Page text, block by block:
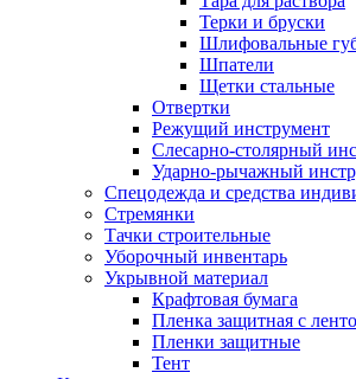
Терки и бруски
Шлифовальные
Шпатели
Щетки стальные
Отвертки
Режущий инструмент
Слесарно-столярный
Ударно-рычажный
Спецодежда и средства
Стремянки
Тачки строительные
Уборочный инвентарь
Укрывной материал
Крафтовая бумага
Пленка защитная с
Пленки защитные
Тент